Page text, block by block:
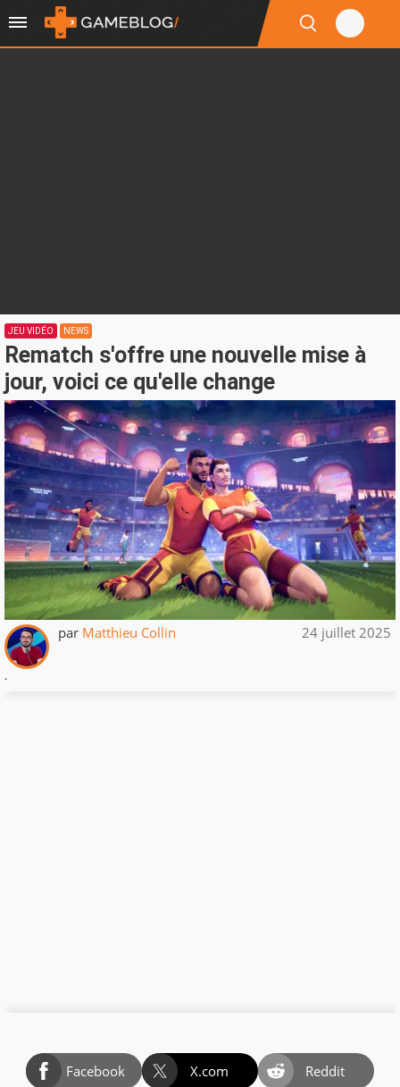
JEU VIDÉO NEWS
Rematch s'offre une nouvelle mise à
jour, voici ce qu'elle change
par Matthieu Collin 24 juillet 2025
.
Facebook X.com
Reddit